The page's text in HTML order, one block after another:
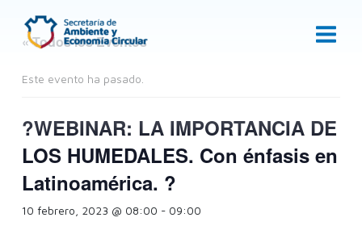
contenido
« Todos los Eventos
Este evento ha pasado.
?WEBINAR: LA IMPORTANCIA DE
LOS HUMEDALES. Con énfasis en
Latinoamérica. ?
10 febrero, 2023 @ 08:00 - 09:00